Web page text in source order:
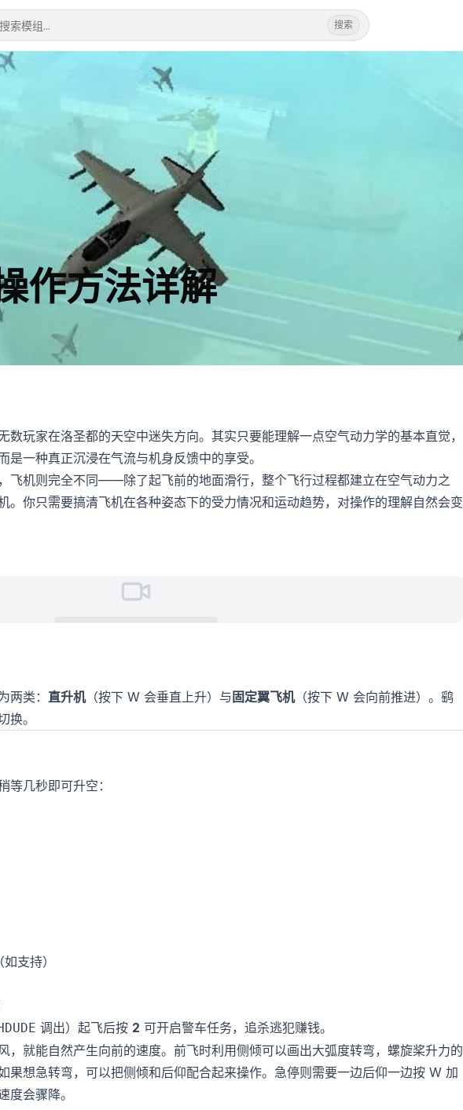
搜索
作方法详解
数玩家在洛圣都的天空中迷失方向。其实只要能理解一点空气动力学的基本直觉，
一种真正沉浸在气流与机身反馈中的享受。
飞机则完全不同——除了起飞前的地面滑行，整个飞行过程都建立在空气动力之
。你只需要搞清飞机在各种姿态下的受力情况和运动趋势，对操作的理解自然会变
两类： 直升机（按下 W 会垂直上升）与 固定翼飞机（按下 W 会向前推进）。鹞
换。
等几秒即可升空：
支持）
调出）起飞后按 2 可开启警车任务，追杀逃犯赚钱。
，就能自然产生向前的速度。前飞时利用侧倾可以画出大弧度转弯，螺旋桨升力的
果想急转弯，可以把侧倾和后仰配合起来操作。急停则需要一边后仰一边按 W 加
度会骤降。